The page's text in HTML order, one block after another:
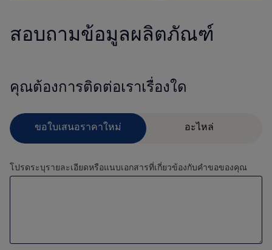
สอบถามข้อมูลผลิตภัณฑ์
คุณต้องการติดต่อเราเรื่องใด
โปรดระบุรายละเอียดหรือแนบเอกสารที่เกี่ยวข้องกับคำขอของคุณ